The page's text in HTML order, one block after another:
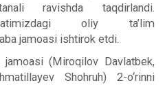
ravishda taqdirlandi.
oliy ta’lim
jamoasi ishtirok etdi.
jamoasi (Miroqilov Davlatbek,
Shohruh) 2-o‘rinni